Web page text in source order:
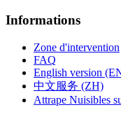
Informations
Zone d'intervention
FAQ
English version
中文服务 (ZH)
Attrape Nuisibles